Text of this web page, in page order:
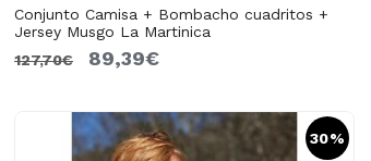
Conjunto Camisa + Bombacho cuadritos +
Jersey Musgo La Martinica
127,70€
89,39€
30%